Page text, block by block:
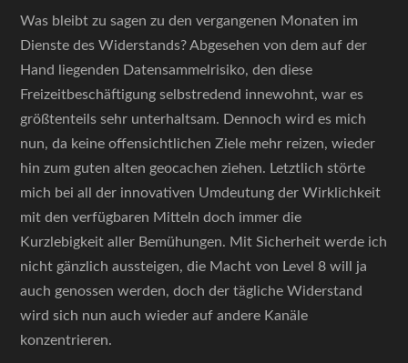
Was bleibt zu sagen zu den vergangenen Monaten im
Dienste des Widerstands? Abgesehen von dem auf der
Hand liegenden Datensammelrisiko, den diese
Freizeitbeschäftigung selbstredend innewohnt, war es
größtenteils sehr unterhaltsam. Dennoch wird es mich
nun, da keine offensichtlichen Ziele mehr reizen, wieder
hin zum guten alten geocachen ziehen. Letztlich störte
mich bei all der innovativen Umdeutung der Wirklichkeit
mit den verfügbaren Mitteln doch immer die
Kurzlebigkeit aller Bemühungen. Mit Sicherheit werde ich
nicht gänzlich aussteigen, die Macht von Level 8 will ja
auch genossen werden, doch der tägliche Widerstand
wird sich nun auch wieder auf andere Kanäle
konzentrieren.